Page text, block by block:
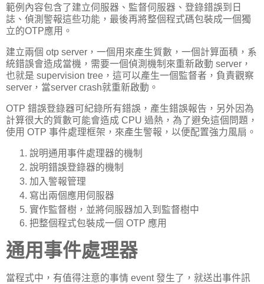
範例內容包含了建立伺服器、監督伺服器、登錄錯誤到日
誌、偵測警報這些功能，最後再將整個程式碼包裝成一個獨
立的OTP應用。
建立兩個 otp server，一個用來產生質數，一個計算面積，系
統錯誤會造成當機，需要一個偵測機制來重新啟動 server，
也就是 supervision tree，這可以產生一個監督者，負責觀察
server，當server crash就重新啟動。
OTP 錯誤登錄器可紀錄所有錯誤，產生錯誤報告，另外因為
計算很大的質數可能會造成 CPU 過熱，為了避免這個問題，
使用 OTP 事件處理框架，來產生警報，以便配置強力風扇。
說明通用事件處理器的機制
說明錯誤登錄器的機制
加入警報管理
寫出兩個應用伺服器
實作監督樹，並將伺服器加入到監督樹中
把整個程式包裝成一個 OTP 應用
通用事件處理器
當程式中，有值得注意的事情 event 發生了，就送出事件訊